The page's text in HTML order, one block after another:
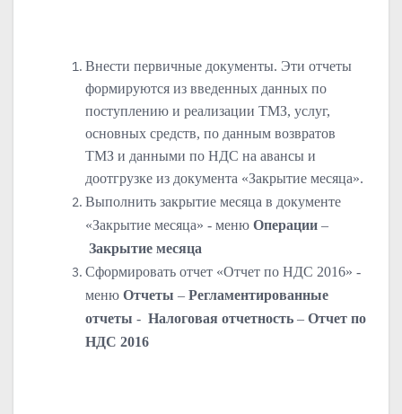
Внести первичные документы. Эти отчеты
формируются из введенных данных по
поступлению и реализации ТМЗ, услуг,
основных средств, по данным возвратов
ТМЗ и данными по НДС на авансы и
доотгрузке из документа «Закрытие месяца».
Выполнить закрытие месяца в документе
«Закрытие месяца» - меню Операции –
Закрытие месяца
Сформировать отчет «Отчет по НДС 2016» -
меню Отчеты – Регламентированные
отчеты - Налоговая отчетность – Отчет по
НДС 2016